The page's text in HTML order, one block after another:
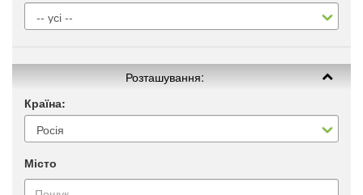
Розташування:
Країна:
Місто